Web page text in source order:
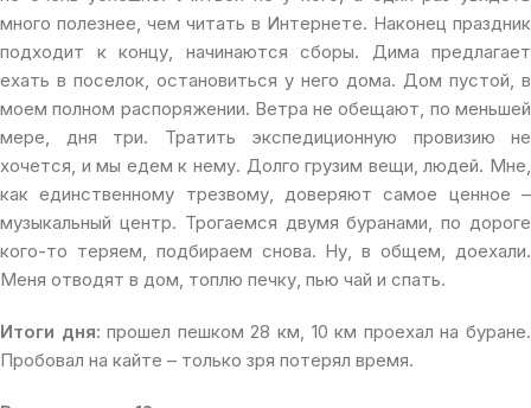
много полезнее, чем читать в Интернете. Наконец праздник
подходит к концу, начинаются сборы. Дима предлагает
ехать в поселок, остановиться у него дома. Дом пустой, в
моем полном распоряжении. Ветра не обещают, по меньшей
мере, дня три. Тратить экспедиционную провизию не
хочется, и мы едем к нему. Долго грузим вещи, людей. Мне,
как единственному трезвому, доверяют самое ценное –
музыкальный центр. Трогаемся двумя буранами, по дороге
кого-то теряем, подбираем снова. Ну, в общем, доехали.
Меня отводят в дом, топлю печку, пью чай и спать.
Итоги дня: прошел пешком 28 км, 10 км проехал на буране.
Пробовал на кайте – только зря потерял время.